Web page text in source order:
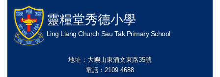
靈糧堂秀德小學
Ling Liang Church Sau Tak Primary School
地址：大嶼山東涌文東路35號
電話：2109 4688